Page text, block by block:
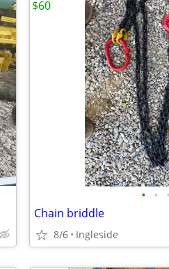
• • •
Chain briddle
8/6 Ingleside
$60